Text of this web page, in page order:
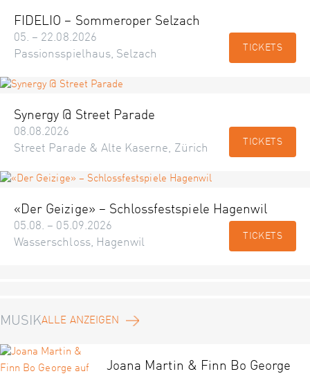
FIDELIO – Sommeroper Selzach
05. – 22.08.2026
Passionsspielhaus, Selzach
TICKETS
Synergy @ Street Parade
08.08.2026
Street Parade & Alte Kaserne, Zürich
TICKETS
«Der Geizige» – Schlossfestspiele Hagenwil
05.08. – 05.09.2026
Wasserschloss, Hagenwil
TICKETS
MUSIKALLE ANZEIGEN
Joana Martin & Finn Bo George